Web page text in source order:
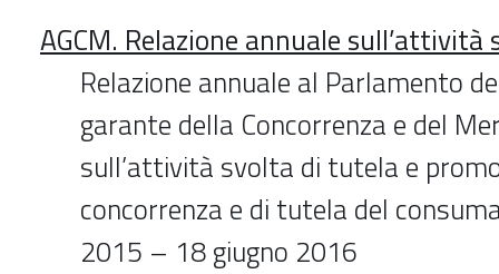
AGCM. Relazione annuale
Relazione annuale al Parlamento
garante della Concorrenza e del
sull’attività svolta di tutela e
concorrenza e di tutela del
2015 – 18 giugno 2016